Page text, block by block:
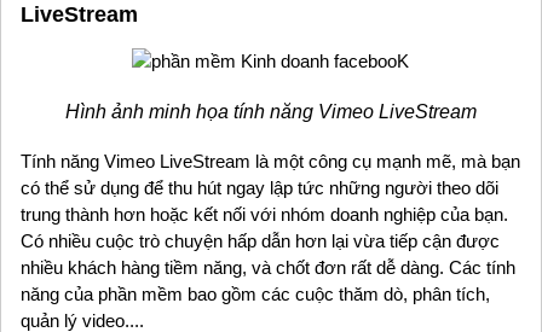
LiveStream
Hình ảnh minh họa tính năng Vimeo LiveStream
Tính năng Vimeo LiveStream là một công cụ mạnh mẽ, mà bạn
có thể sử dụng để thu hút ngay lập tức những người theo dõi
trung thành hơn hoặc kết nối với nhóm doanh nghiệp của bạn.
Có nhiều cuộc trò chuyện hấp dẫn hơn lại vừa tiếp cận được
nhiều khách hàng tiềm năng, và chốt đơn rất dễ dàng. Các tính
năng của phần mềm bao gồm các cuộc thăm dò, phân tích,
quản lý video....